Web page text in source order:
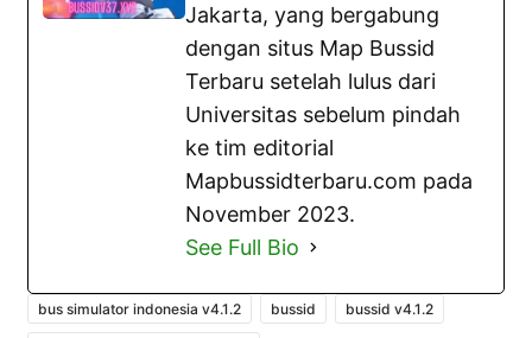
Jakarta, yang bergabung
dengan situs Map Bussid
Terbaru setelah lulus dari
Universitas sebelum pindah
ke tim editorial
Mapbussidterbaru.com pada
November 2023.
See Full Bio
bus simulator indonesia v4.1.2 bussid bussid v4.1.2